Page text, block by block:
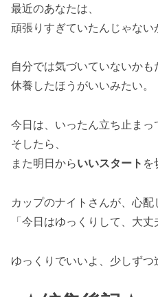
最近のあなたは、
頑張りすぎていたんじゃない
自分では気づいていないかも
休養したほうがいいみたい。
今日は、いったん立ち止まっ
そしたら、
また明日からいいスタート を
カップのナイトさんが、心配
「今日はゆっくりして、大丈
ゆっくりでいいよ、少しず